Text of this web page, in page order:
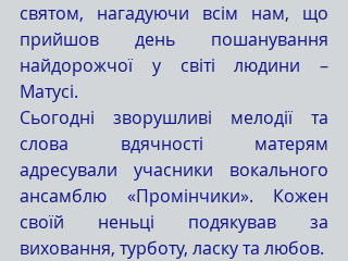
святом, нагадуючи всім нам, що
прийшов день пошанування
найдорожчої у світі людини –
Матусі.
Сьогодні зворушливі мелодії та
слова вдячності матерям
адресували учасники вокального
ансамблю «Промінчики». Кожен
своїй неньці подякував за
виховання, турботу, ласку та любов.